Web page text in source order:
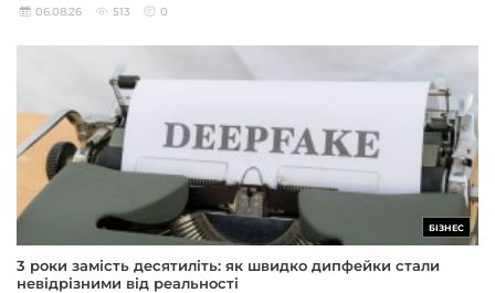
06.08.26 513 0
БІЗНЕС
3 роки замість десятиліть: як швидко дипфейки стали
невідрізними від реальності